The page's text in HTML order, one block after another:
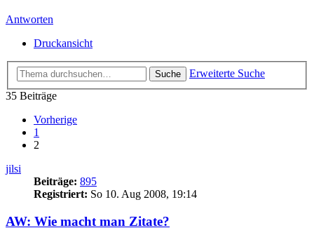
Antworten
Druckansicht
Suche
Erweiterte Suche
35 Beiträge
Vorherige
1
2
jilsi
Beiträge: 895
Registriert: So 10. Aug 2008, 19:14
AW: Wie macht man Zitate?